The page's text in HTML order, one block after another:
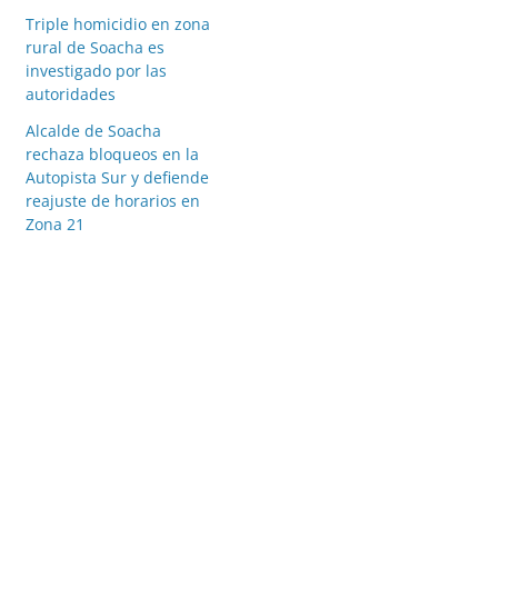
Triple homicidio en zona
rural de Soacha es
investigado por las
autoridades
Alcalde de Soacha
rechaza bloqueos en la
Autopista Sur y defiende
reajuste de horarios en
Zona 21